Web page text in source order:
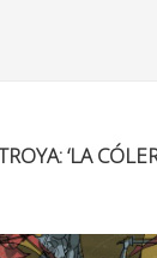
‘LA